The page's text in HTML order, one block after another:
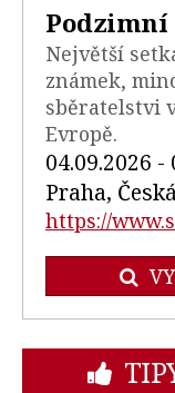
Největší
známek,
sběratelstvi
Evropě.
04.09.2026 -
Praha,
https://